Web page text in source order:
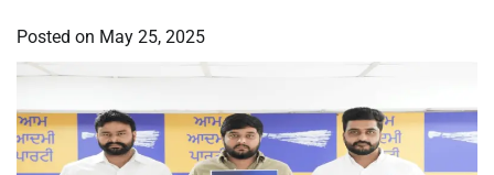
Posted on May 25, 2025